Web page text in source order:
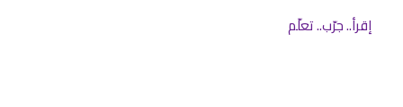
إقرأ.. جرّب.. تعلّم